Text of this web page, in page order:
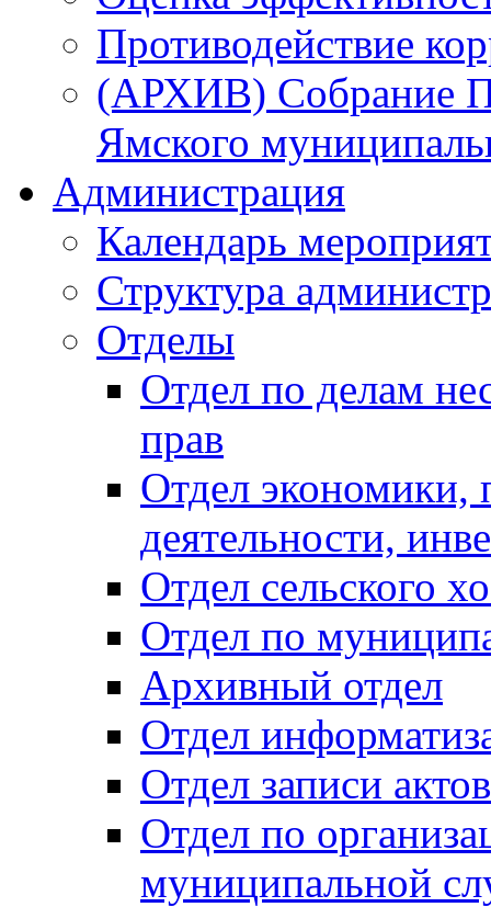
Противодействие
(АРХИВ) Собрание
Ямского
Администрация
Календарь
Структура
Отделы
Отдел по делам
прав
Отдел экономики,
деятельности,
Отдел сельского
Отдел по
Архивный отдел
Отдел
Отдел записи
Отдел по
муниципальной